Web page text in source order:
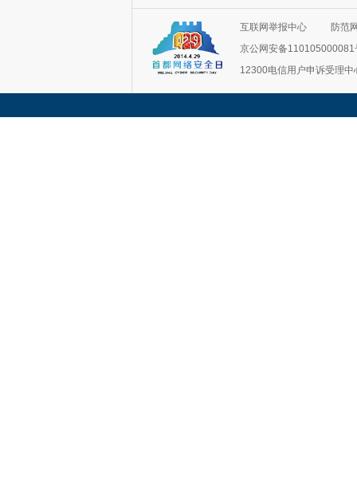
互联网举报中心
防范
京公网安备110105000081
12300电信用户申诉受理中